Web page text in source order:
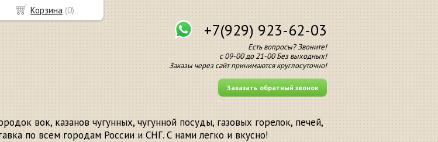
+7(929) 923-62-03
Есть вопросы? Звоните!
с 09-00 до 21-00 Без выходных!
Заказы через сайт принимаются круглосуточно!
Заказать обратный звонок
вок, казанов чугунных, чугунной посуды, газовых горелок, печей,
по всем городам России и СНГ. С нами легко и вкусно!
Корзина (0)